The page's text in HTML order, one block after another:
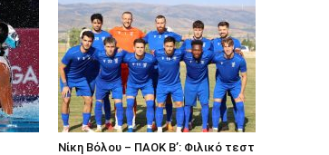
Νίκη Βόλου – ΠΑΟΚ Β’: Φιλικό τεστ